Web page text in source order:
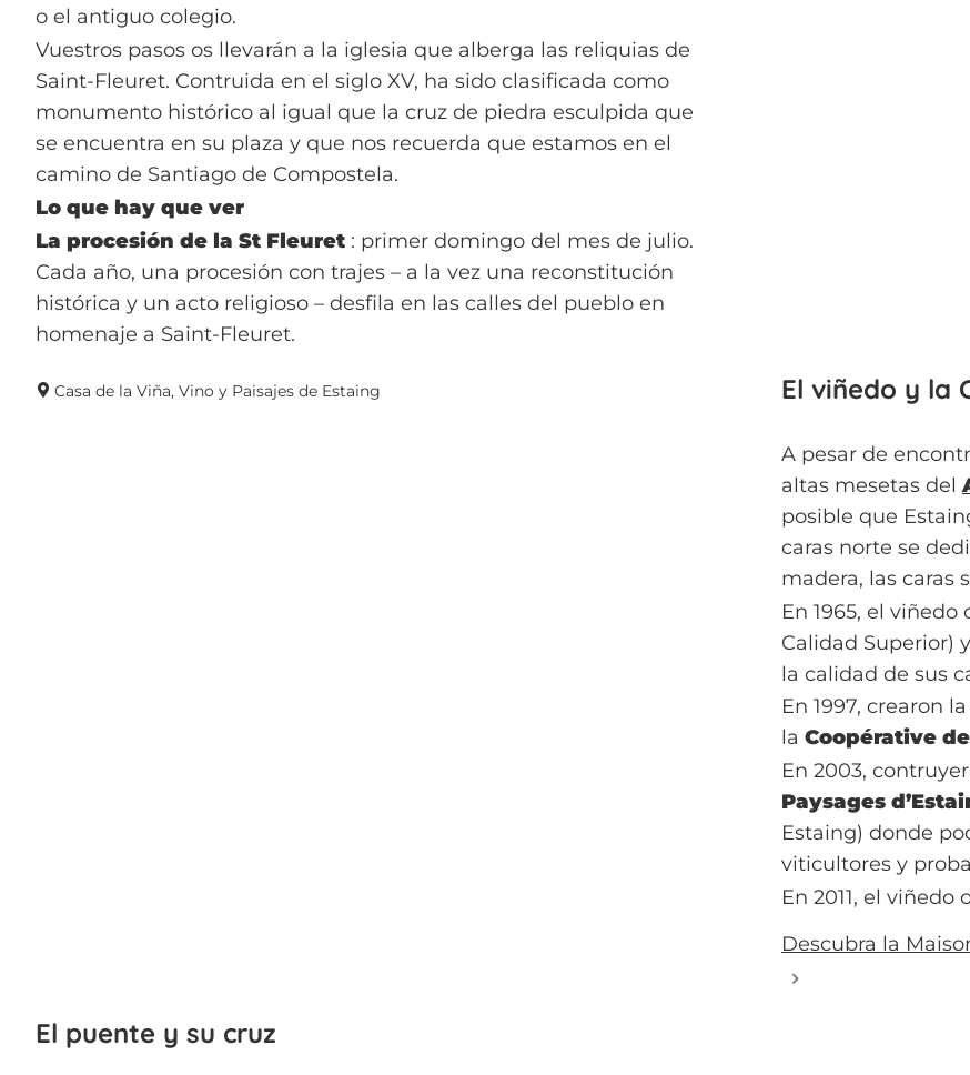
o el antiguo colegio.
Vuestros pasos os llevarán a la iglesia que alberga las reliquias de
Saint-Fleuret. Contruida en el siglo XV, ha sido clasificada como
monumento histórico al igual que la cruz de piedra esculpida que
se encuentra en su plaza y que nos recuerda que estamos en el
camino de Santiago de Compostela.
Lo que hay que ver
La procesión de la St Fleuret : primer domingo del mes de julio.
Cada año, una procesión con trajes – a la vez una reconstitución
histórica y un acto religioso – desfila en las calles del pueblo en
homenaje a Saint-Fleuret.
Casa de la Viña, Vino y Paisajes de Estaing El viñedo y la
A pesar de
altas mesetas del
posible que
caras norte se
madera, las caras
En 1965, el
Calidad Superior)
la calidad de sus
En 1997, crearon
la Coopérative
En 2003,
Paysages
Estaing) donde
viticultores y
En 2011, el
Descubra la
El puente y su cruz